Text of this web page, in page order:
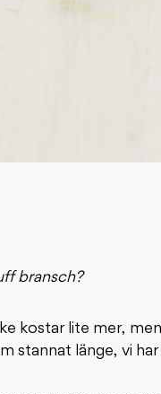
bransch?
kostar lite mer,
stannat länge, vi